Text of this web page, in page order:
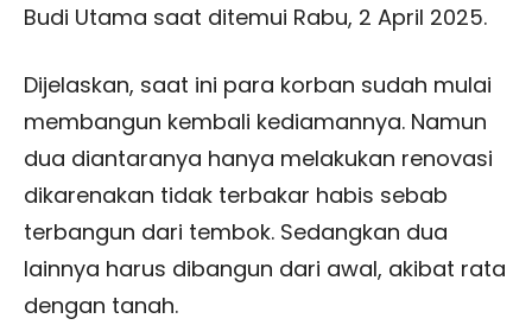
Budi Utama saat ditemui Rabu, 2 April 2025.
Dijelaskan, saat ini para korban sudah mulai
membangun kembali kediamannya. Namun
dua diantaranya hanya melakukan renovasi
dikarenakan tidak terbakar habis sebab
terbangun dari tembok. Sedangkan dua
lainnya harus dibangun dari awal, akibat rata
dengan tanah.